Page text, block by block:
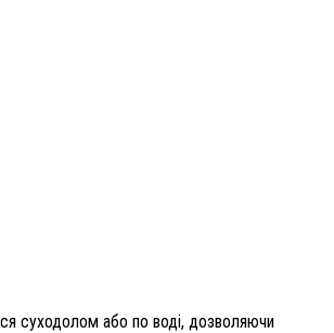
суходолом або по воді, дозволяючи